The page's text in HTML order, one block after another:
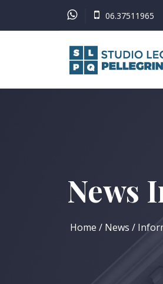
06.37511965
News
Home News